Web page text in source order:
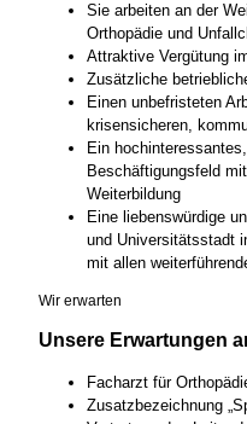
Sie arbeiten an der
Orthopädie und
Attraktive Vergütung
Zusätzliche
Einen unbefristeten
krisensicheren,
Ein
Beschäftigungsfeld
Weiterbildung
Eine liebenswürdige
und Universitätsstadt
mit allen
Wir erwarten
Unsere Erwartungen
Facharzt für
Zusatzbezeichnung